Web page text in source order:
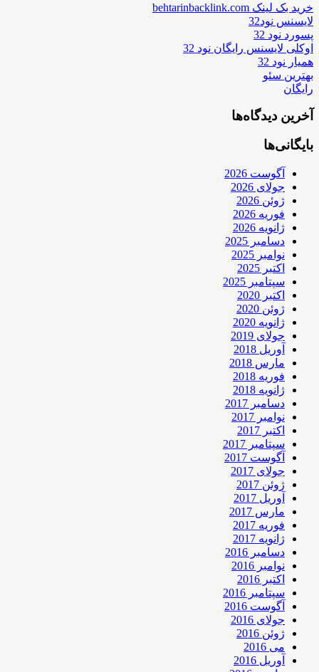
خرید بک لینک behtarinbacklink.com
لایسنس نود32
پسورد نود 32
اوکلی لایسنس رایگان نود 32
همیار نود 32
بهترین سئو
رایگان
آخرین دیدگاه‌ها
بایگانی‌ها
آگوست 2026
جولای 2026
ژوئن 2026
فوریه 2026
ژانویه 2026
دسامبر 2025
نوامبر 2025
اکتبر 2025
سپتامبر 2025
اکتبر 2020
ژوئن 2020
ژانویه 2020
جولای 2019
آوریل 2018
مارس 2018
فوریه 2018
ژانویه 2018
دسامبر 2017
نوامبر 2017
اکتبر 2017
سپتامبر 2017
آگوست 2017
جولای 2017
ژوئن 2017
آوریل 2017
مارس 2017
فوریه 2017
ژانویه 2017
دسامبر 2016
نوامبر 2016
اکتبر 2016
سپتامبر 2016
آگوست 2016
جولای 2016
ژوئن 2016
می 2016
آوریل 2016